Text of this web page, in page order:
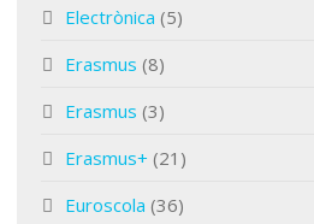
Electrònica (5)
Erasmus (8)
Erasmus (3)
Erasmus+ (21)
Euroscola (36)